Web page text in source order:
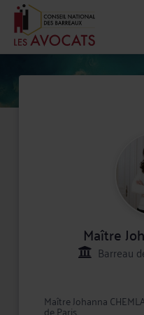
Maître
Barreau
Maître Johanna
de Paris.